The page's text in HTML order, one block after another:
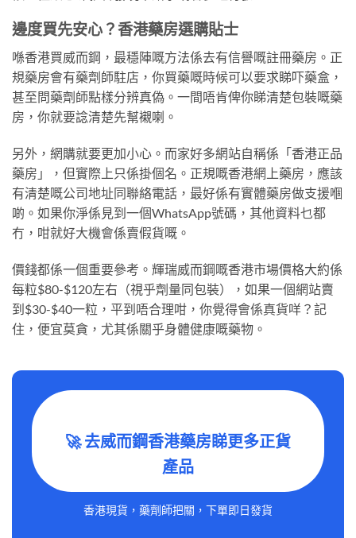
邊度買先安心？香港藥房選購貼士
喺香港買威而鋼，最穩陣嘅方法係去有信譽嘅註冊藥房。正
規藥房會有藥劑師駐店，你買藥嘅時候可以要求睇吓藥盒，
甚至問藥劑師點樣分辨真偽。一間唔肯俾你睇清楚包裝嘅藥
房，你就要諗清楚先幫襯喇。
另外，網購就要更加小心。而家好多網站自稱係「香港正品
藥房」，但實際上只係掛個名。正規嘅香港網上藥房，應該
有清楚嘅公司地址同聯絡電話，最好係有實體藥房做支援嗰
啲。如果你淨係見到一個WhatsApp號碼，其他資料乜都
冇，咁就好大機會係賣假貨嘅。
價錢都係一個重要參考。輝瑞威而鋼嘅香港市場價格大約係
每粒$80-$120左右（視乎劑量同包裝），如果一個網站賣
到$30-$40一粒，平到唔合理咁，你覺得會係真貨咩？記
住，便宜莫貪，尤其係關乎身體健康嘅藥物。
🚀 去威而鋼香港藥房睇更多正貨
產品
香港現貨，藥劑師把關，下單即日發貨